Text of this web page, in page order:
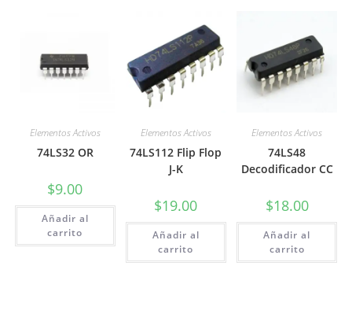
Elementos Activos
74LS32 OR
$9.00
Añadir al
carrito
Elementos Activos
74LS112 Flip Flop
J-K
$19.00
Añadir al
carrito
Elementos Activos
74LS48
Decodificador CC
$18.00
Añadir al
carrito